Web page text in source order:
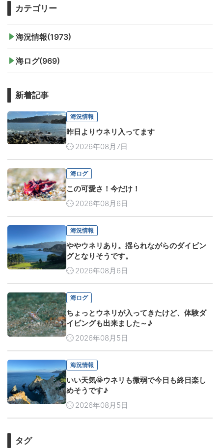
カテゴリー
海況情報(1973)
海ログ(969)
新着記事
海況情報
昨日よりウネリ入ってます
2026年08月7日
海ログ
この可愛さ！今だけ！
2026年08月6日
海況情報
ややウネリあり。揺られながらのダイビン
グとなりそうです。
2026年08月6日
海ログ
ちょっとウネリが入ってきたけど、体験ダ
イビングも出来ました～♪
2026年08月5日
海況情報
いい天気🌞ウネリも微弱で今日も終日楽し
めそうです♪
2026年08月5日
タグ